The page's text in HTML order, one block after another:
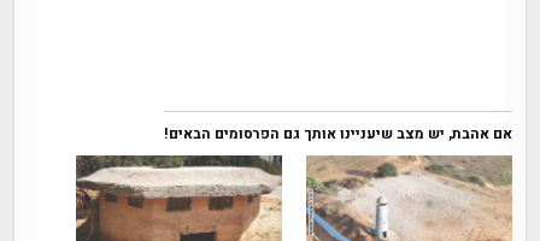
אם אהבת, יש מצב שיעניינו אותך גם הפרסומים הבאים!